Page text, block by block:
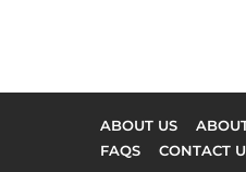
ABOUT US
FAQS
CONTACT